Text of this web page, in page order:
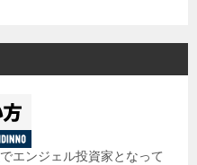
でエンジェル投資家となって